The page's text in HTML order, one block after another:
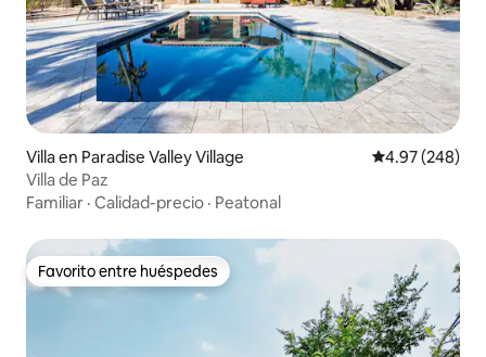
Villa en Paradise Valley Village Calificación
4.97 (248)
Villa de Paz
Familiar · Calidad-precio · Peatonal
Favorito entre huéspedes
Favorito entre huéspedes